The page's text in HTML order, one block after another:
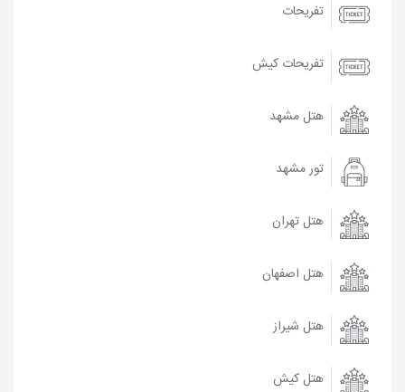
تفریحات
تفریحات کیش
هتل مشهد
تور مشهد
هتل تهران
هتل اصفهان
هتل شیراز
هتل کیش